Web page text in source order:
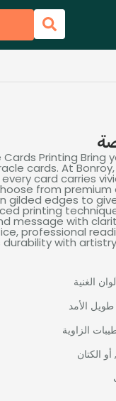
Printing Bring
cards. At Bonroy,
card carries
from premium
gilded edges to
printing
message with
,professional
with
الغنية
الأمد
الزاوية
الكتان